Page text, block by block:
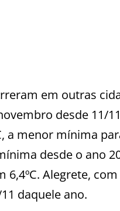
em outras
desde 11/
a menor mínima
desde o ano
Alegrete,
daquele ano.